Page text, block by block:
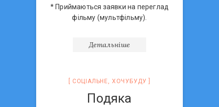
* Приймаються заявки на переглад
фільму (мультфільму).
Детальніше
СОЦIАЛЬНЕ, ХОЧУБУДУ
Подяка